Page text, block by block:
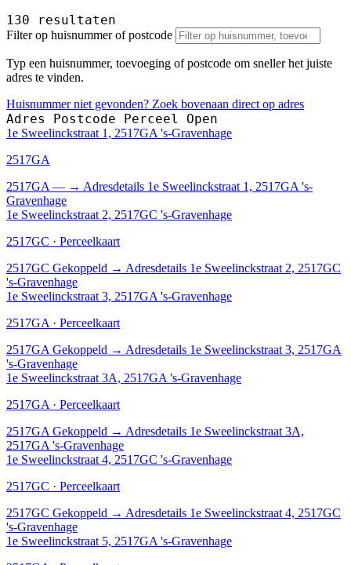
130 resultaten
Filter op huisnummer of postcode
Typ een huisnummer, toevoeging of postcode om sneller het juiste
adres te vinden.
Huisnummer niet gevonden? Zoek bovenaan direct op adres
Adres Postcode Perceel Open
1e Sweelinckstraat 1, 2517GA 's-Gravenhage
2517GA
2517GA — → Adresdetails 1e Sweelinckstraat 1, 2517GA 's-
Gravenhage
1e Sweelinckstraat 2, 2517GC 's-Gravenhage
2517GC · Perceelkaart
2517GC Gekoppeld → Adresdetails 1e Sweelinckstraat 2, 2517GC
's-Gravenhage
1e Sweelinckstraat 3, 2517GA 's-Gravenhage
2517GA · Perceelkaart
2517GA Gekoppeld → Adresdetails 1e Sweelinckstraat 3, 2517GA
's-Gravenhage
1e Sweelinckstraat 3A, 2517GA 's-Gravenhage
2517GA · Perceelkaart
2517GA Gekoppeld → Adresdetails 1e Sweelinckstraat 3A,
2517GA 's-Gravenhage
1e Sweelinckstraat 4, 2517GC 's-Gravenhage
2517GC · Perceelkaart
2517GC Gekoppeld → Adresdetails 1e Sweelinckstraat 4, 2517GC
's-Gravenhage
1e Sweelinckstraat 5, 2517GA 's-Gravenhage